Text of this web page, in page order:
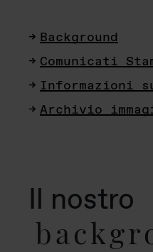
Background
Comunicati
Informazioni
Archivio
Il nostro